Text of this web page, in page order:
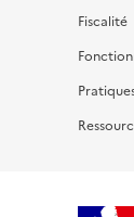
Fiscalité